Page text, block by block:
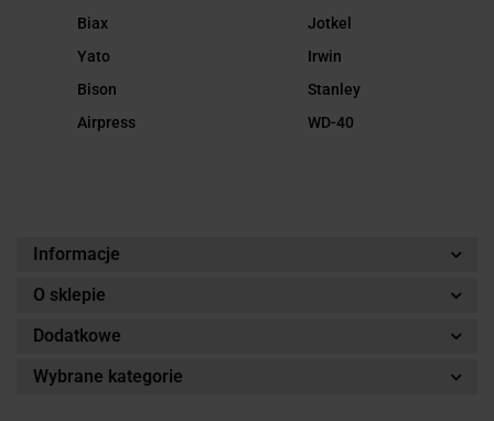
Biax
Yato
Bison
Airpress
Jotkel
Irwin
Stanley
WD-40
Informacje
O sklepie
Dodatkowe
Wybrane kategorie